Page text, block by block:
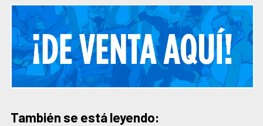
También se está leyendo: